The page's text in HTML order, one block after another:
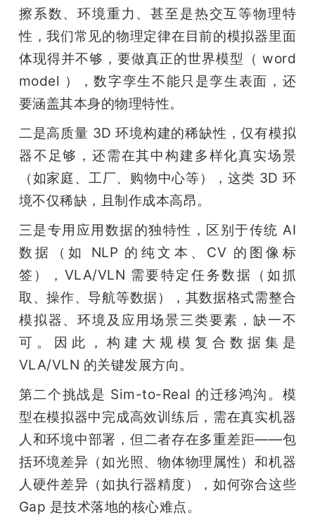
擦系数、环境重力、甚至是热交互等物理特
性，我们常见的物理定律在目前的模拟器里面
体现得并不够，要做真正的世界模型（ word
model ），数字孪生不能只是孪生表面，还
要涵盖其本身的物理特性。
二是高质量 3D 环境构建的稀缺性，仅有模拟
器不足够，还需在其中构建多样化真实场景
（如家庭、工厂、购物中心等），这类 3D 环
境不仅稀缺，且制作成本高昂。
三是专用应用数据的独特性，区别于传统 AI
数据（如 NLP 的纯文本、CV 的图像标
签），VLA/VLN 需要特定任务数据（如抓
取、操作、导航等数据），其数据格式需整合
模拟器、环境及应用场景三类要素，缺一不
可。因此，构建大规模复合数据集是
VLA/VLN 的关键发展方向。
第二个挑战是 Sim-to-Real 的迁移鸿沟。模
型在模拟器中完成高效训练后，需在真实机器
人和环境中部署，但二者存在多重差距——包
括环境差异（如光照、物体物理属性）和机器
人硬件差异（如执行器精度），如何弥合这些
Gap 是技术落地的核心难点。